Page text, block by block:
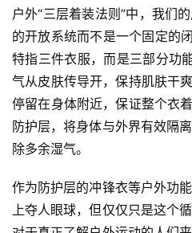
户外“三层着装法则”中，我们
的开放系统而不是一个固定的
特指三件衣服，而是三部分功
气从皮肤传导开，保持肌肤干
停留在身体附近，保证整个衣
防护层，将身体与外界有效隔
除多余湿气。
作为防护层的冲锋衣等户外功
上夺人眼球，但仅仅只是这个